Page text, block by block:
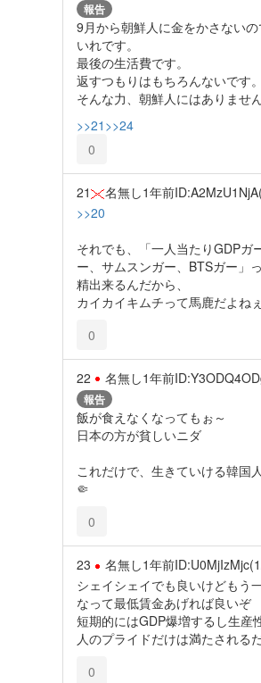
報告
9月から朝鮮人に金をかさない
いれです。
最後の生活費です。
返すつもりはもちろんないです。
そんな力、朝鮮人にはありませ
>>21 >>24
0
21 名無し1年前
>>20
それでも、「一人当たりGDPガ
ー、サムスンガー、BTSガー」
精出来るんだから、
カイカイキムチって馬鹿だよねぇ
0
22 名無し1年前
報告
飯が食えなくなってもぉ～
日本の方が貧しいニダ
これだけで、生きていける韓国
🤏
0
23 名無し1年前
シェイシェイでも良いけどもう
なって最低賃金あげれば良いぞ
短期的にはGDP爆増するし生産
人のプライドだけは満たされる
0